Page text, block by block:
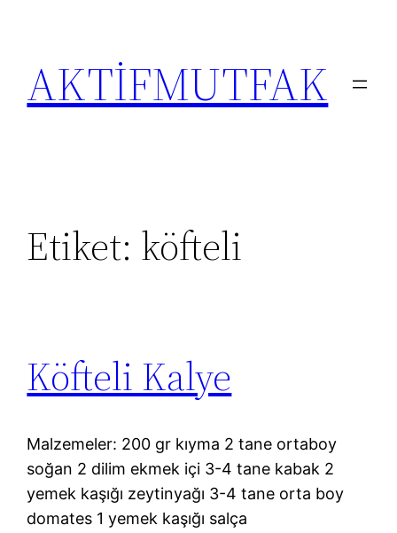
AKTİFMUTFAK
Etiket: köfteli
Köfteli Kalye
Malzemeler: 200 gr kıyma 2 tane ortaboy
soğan 2 dilim ekmek içi 3-4 tane kabak 2
yemek kaşığı zeytinyağı 3-4 tane orta boy
domates 1 yemek kaşığı salça